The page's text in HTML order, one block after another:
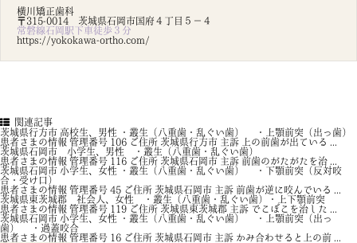
横川矯正歯科
〒315-0014 茨城県石岡市国府４丁目５－４
常磐線石岡駅下車徒歩３分
https://yokokawa-ortho.com/
関連記事
茨城県行方市 高校生、男性 ・叢生（八重歯・乱ぐい歯） ・上顎前突（出っ歯）
患者さまの情報 管理番号 106 ご住所 茨城県行方市 主訴 上の前歯が出ている ...
茨城県石岡市 小学生、男性 ・叢生（八重歯・乱ぐい歯）
患者さまの情報 管理番号 116 ご住所 茨城県石岡市 主訴 前歯のがたがたを治 ...
茨城県石岡市 小学生、女性 ・叢生（八重歯・乱ぐい歯） ・下顎前突（反対咬
合・受け口）
患者さまの情報 管理番号 45 ご住所 茨城県石岡市 主訴 前歯が逆に咬んでいる ...
茨城県東茨城郡 社会人、女性 ・叢生（八重歯・乱ぐい歯）・上下顎前突
患者さまの情報 管理番号 119 ご住所 茨城県東茨城郡 主訴 でこぼこを治した ...
茨城県石岡市 小学生、女性 ・叢生（八重歯・乱ぐい歯） ・上顎前突（出っ
歯） ・過蓋咬合
患者さまの情報 管理番号 16 ご住所 茨城県石岡市 主訴 かみ合わせると上の前 ...